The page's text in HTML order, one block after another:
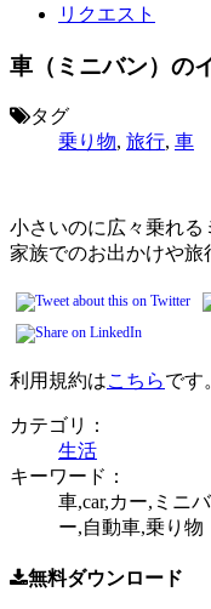
リクエスト
車（ミニバン）の
タグ
乗り物, 旅行, 車
小さいのに広々乗れる
家族でのお出かけや旅
利用規約はこちらです
カテゴリ：
生活
キーワード：
車,car,カー,ミニ
ー,自動車,乗り物
無料ダウンロード